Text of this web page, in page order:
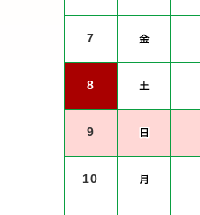
7
8
9
10